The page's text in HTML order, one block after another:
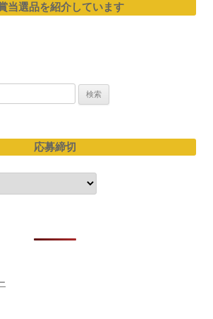
当選品を紹介しています
応募締切